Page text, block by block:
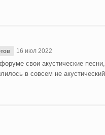
16 июл 2022
свои акустические
в совсем не